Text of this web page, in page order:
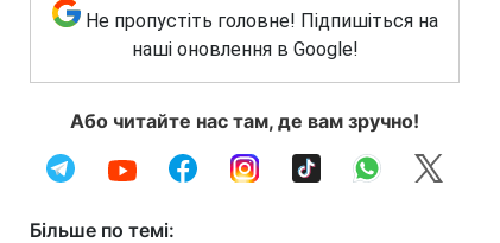
Не пропустіть головне! Підпишіться на
наші оновлення в Google!
Або читайте нас там, де вам зручно!
Більше по темі: